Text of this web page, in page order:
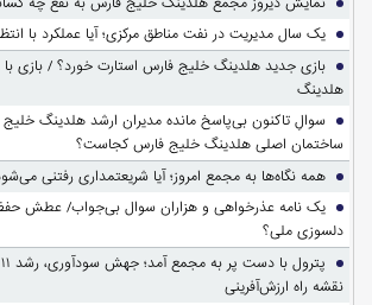
یک سال مدیریت در نفت مناطق مرکزی؛ آیا عملکرد با
بازی جدید هلدینگ خلیج فارس استارت خورد؟ / بازی با
هلدینگ
سوالِ تاکنون بی‌پاسخ مانده مدیران ارشد هلدینگ
ساختمان اصلی هلدینگ خلیج فارس کجاست؟
همه نگاه‌ها به مجمع امروز؛ آیا شریعتمداری رفتنی
یک نامه عذرخواهی و هزاران سوال بی‌جواب/ عطش
دلسوزی ملی؟
نقشه راه ارزش‌آفرینی